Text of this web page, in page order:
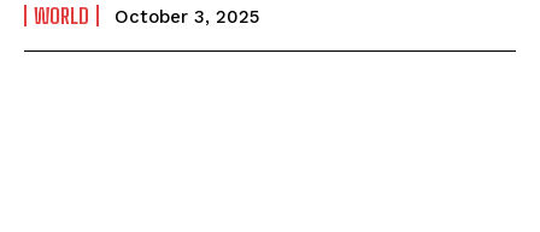
WORLD October 3, 2025